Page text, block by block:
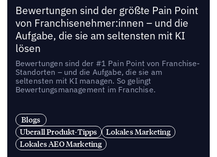
Bewertungen sind der größte Pain Point
von Franchisenehmer:innen – und die
Aufgabe, die sie am seltensten mit KI
lösen
Bewertungen sind der #1 Pain Point von Franchise-
Standorten – und die Aufgabe, die sie am
seltensten mit KI managen. So gelingt
Bewertungsmanagement im Franchise.
Blogs
Uberall Produkt-Tipps
Lokales Marketing
Lokales AEO Marketing